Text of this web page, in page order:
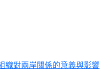
織對兩岸關係的意義與影響